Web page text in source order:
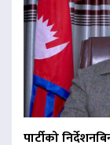
पार्टीको